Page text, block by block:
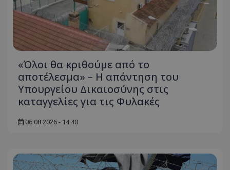
«Όλοι θα κριθούμε από το
αποτέλεσμα» – Η απάντηση του
Υπουργείου Δικαιοσύνης στις
καταγγελίες για τις Φυλακές
06.08.2026 - 14:40